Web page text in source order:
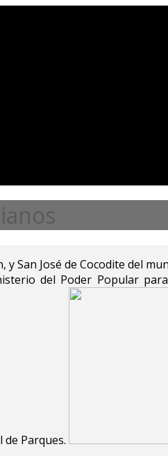
San José de Cocodite del
del Poder Popular para
Parques.